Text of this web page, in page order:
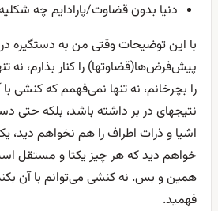
دنیا بدون قضاوت/پارادایم چه
با این توضیحات وقتی من به دستگیره
پیش‌فرض‌ها(قضاوتها) را کنار بذارم، نه
را بچرخانم، نه تنها نمی‌فهمم که کنشی
نتیجهای در بر داشته باشد، بلکه حتی
اشیا و ذرات اطراف را هم نخواهم دید،
خواهم دید که هر چیز یکتا و مستقل
همین و بس. نه کنشی می‌توانم با آن
فهمید.